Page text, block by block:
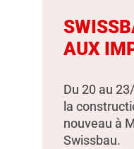
AUX
Du 20 au
la
nouveau à
Swissbau.